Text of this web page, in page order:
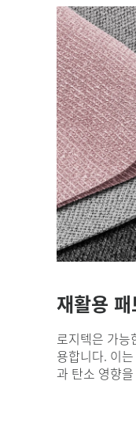
재활용 패
로지텍은 가능
용합니다. 이
과 탄소 영향